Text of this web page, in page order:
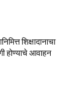
शिक्षादानाचा
होण्याचे आवाहन